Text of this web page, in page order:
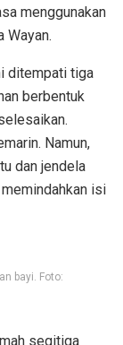
menggunakan
Wayan.
ditempati tiga
berbentuk
Namun,
dan jendela
isi
bayi. Foto:
segitiga